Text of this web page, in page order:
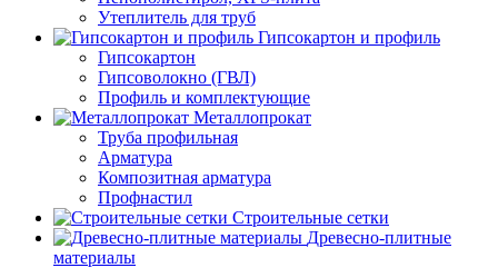
Утеплитель для труб
Гипсокартон и профиль
Гипсокартон
Гипсоволокно (ГВЛ)
Профиль и комплектующие
Металлопрокат
Труба профильная
Арматура
Композитная арматура
Профнастил
Строительные сетки
Древесно-плитные
материалы